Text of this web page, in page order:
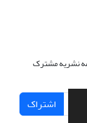
نشریه مشترک
اشتراک